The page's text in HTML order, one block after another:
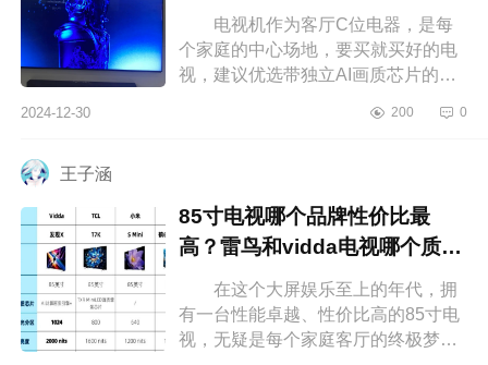
电视机作为客厅C位电器，是每
个家庭的中心场地，要买就买好的电
视，建议优选带独立AI画质芯片的电
刷，响应速度快，能够一步做到清晰
2024-12-30 200 0
王子涵
85寸电视哪个品牌性价比最
高？雷鸟和vidda电视哪个质量
在这个大屏娱乐至上的年代，拥
有一台性能卓越、性价比高的85寸电
视，无疑是每个家庭客厅的终极梦